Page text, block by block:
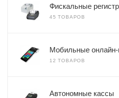
Фискальные
45 ТОВАРОВ
Мобильные онлайн-
12 ТОВАРОВ
Автономные кассы